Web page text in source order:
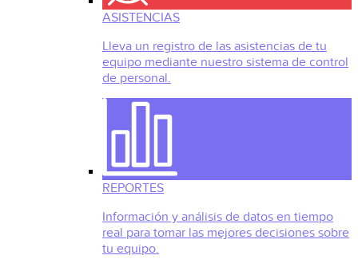
ASISTENCIAS
Lleva un registro de las asistencias de tu
equipo mediante nuestro sistema de control
de personal.
REPORTES
Información y análisis de datos en tiempo
real para tomar las mejores decisiones sobre
tu equipo.